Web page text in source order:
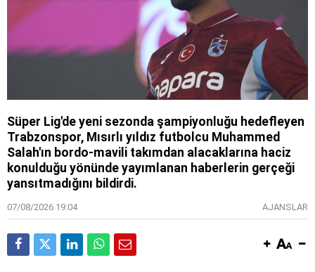
Süper Lig'de yeni sezonda şampiyonluğu hedefleyen
Trabzonspor, Mısırlı yıldız futbolcu Muhammed
Salah'ın bordo-mavili takımdan alacaklarına haciz
konulduğu yönünde yayımlanan haberlerin gerçeği
yansıtmadığını bildirdi.
07/08/2026 19:04 AJANSLAR